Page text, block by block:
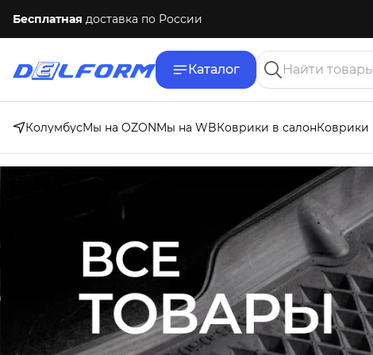
Бесплатная доставка по России
Каталог
КолумбусМы на OZONМы на WBКоврики в салонКоврики